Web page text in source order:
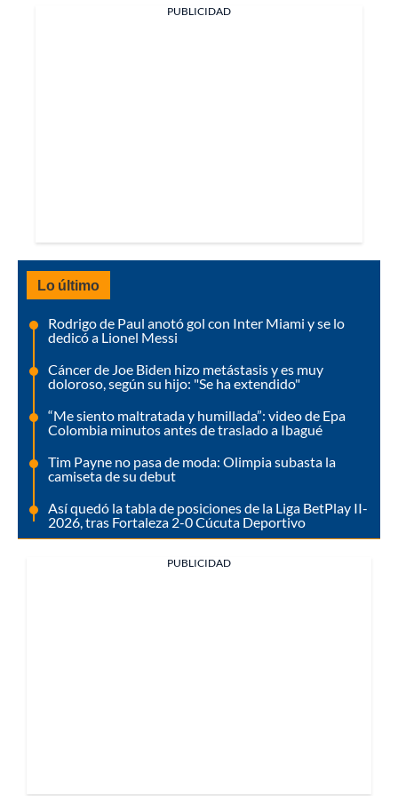
PUBLICIDAD
Lo último
Rodrigo de Paul anotó gol con Inter Miami y se lo
dedicó a Lionel Messi
Cáncer de Joe Biden hizo metástasis y es muy
doloroso, según su hijo: "Se ha extendido"
“Me siento maltratada y humillada”: video de Epa
Colombia minutos antes de traslado a Ibagué
Tim Payne no pasa de moda: Olimpia subasta la
camiseta de su debut
Así quedó la tabla de posiciones de la Liga BetPlay II-
2026, tras Fortaleza 2-0 Cúcuta Deportivo
PUBLICIDAD